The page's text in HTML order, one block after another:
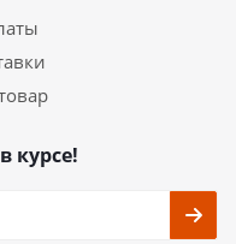
курсе!